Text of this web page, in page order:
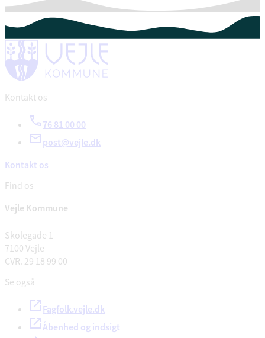
Kontakt os
76 81 00 00
post@vejle.dk
Kontakt os
Find os
Vejle Kommune
Skolegade 1
7100 Vejle
CVR. 29 18 99 00
Se også
Fagfolk.vejle.dk
Åbenhed og indsigt